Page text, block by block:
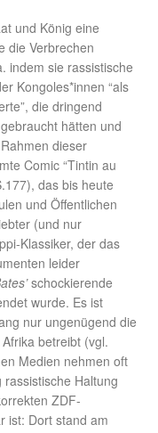
und König eine
die Verbrechen
indem sie rassistische
Kongoles*innen “als
die dringend
hätten und
dieser
Comic “Tintin au
das bis heute
und Öffentlichen
(und nur
Klassiker, der das
leider
schockierende
wurde. Es ist
nur ungenügend die
betreibt (vgl.
Medien nehmen oft
Haltung
ZDF-
ist: Dort stand am